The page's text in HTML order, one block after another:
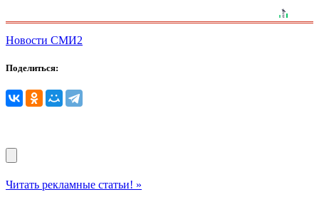
Новости СМИ2
Поделиться:
Читать рекламные статьи! »